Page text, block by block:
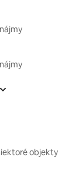
objekty